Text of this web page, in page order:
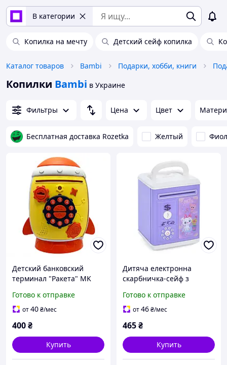
В категории
Копилка на мечту Детский сейф копилка
Каталог товаров Bambi Подарки, хобби, книги
Копилки Bambi в Украине
Фильтры Цена Цвет
Бесплатная доставка Rozetka Желтый
Детский банковский
терминал "Ракета" MK
животных, ключ Желтый
Готово к отправке
от40₴/мес
400₴
Купить
Дитяча електронна
скарбничка-сейф з
"Скарбничка сейф з
ключем" Hucha Inteligent
Готово к отправке
от46₴/мес
465₴
Купить